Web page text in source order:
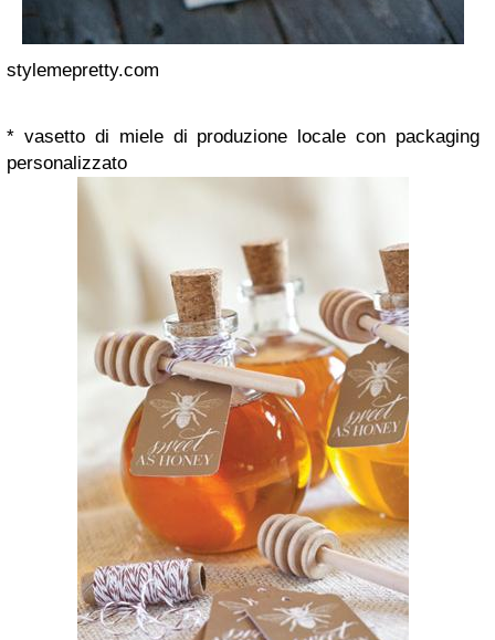
stylemepretty.com
* vasetto di miele di produzione locale con packaging
personalizzato